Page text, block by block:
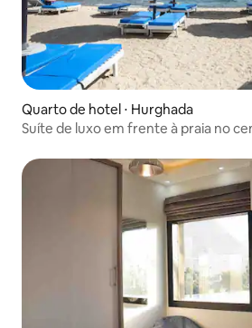
Quarto de hotel ⋅ Hurghada
Suíte de luxo em frente à praia no